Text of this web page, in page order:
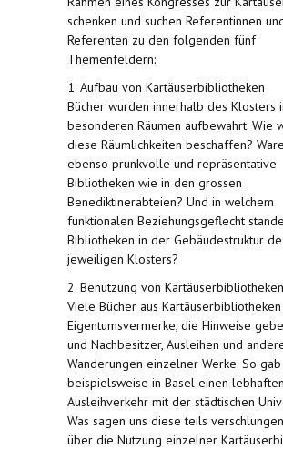
schenken und suchen Referentinnen
Referenten zu den folgenden fünf
Themenfeldern:
1. Aufbau von Kartäuserbibliotheken
Bücher wurden innerhalb des Klosters
besonderen Räumen aufbewahrt. Wie
diese Räumlichkeiten beschaffen?
ebenso prunkvolle und repräsentative
Bibliotheken wie in den grossen
Benediktinerabteien? Und in welchem
funktionalen Beziehungsgeflecht
Bibliotheken in der Gebäudestruktur
jeweiligen Klosters?
2. Benutzung von Kartäuserbibliotheken
Viele Bücher aus
Eigentumsvermerke, die Hinweise
und Nachbesitzer, Ausleihen und
Wanderungen einzelner Werke. So
beispielsweise in Basel einen lebhaften
Ausleihverkehr mit der städtischen
Was sagen uns diese teils
über die Nutzung einzelner